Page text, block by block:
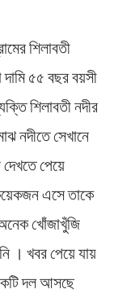
শিলাবতী
৫৫ বছর বয়সী
শিলাবতী নদীর
নদীতে সেখানে
পেয়ে
এসে তাকে
অনেক খোঁজাখুঁজি
। খবর পেয়ে যায়
দল আসছে